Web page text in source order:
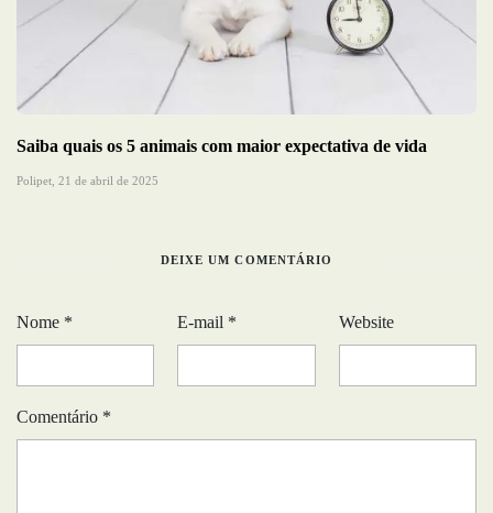
Saiba quais os 5 animais com maior expectativa de vida
Polipet, 21 de abril de 2025
DEIXE UM COMENTÁRIO
Nome * E-mail * Website
Comentário *